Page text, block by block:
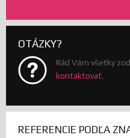
OTÁZKY?
Rád Vám všetky
kontaktovať.
REFERENCIE PODĽA